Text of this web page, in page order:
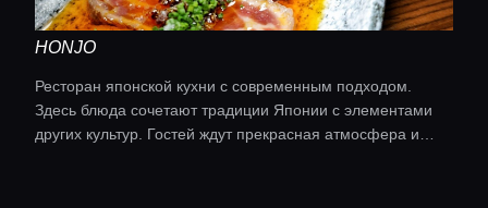
HONJO
Ресторан японской кухни с современным подходом.
Здесь блюда сочетают традиции Японии с элементами
других культур. Гостей ждут прекрасная атмосфера и